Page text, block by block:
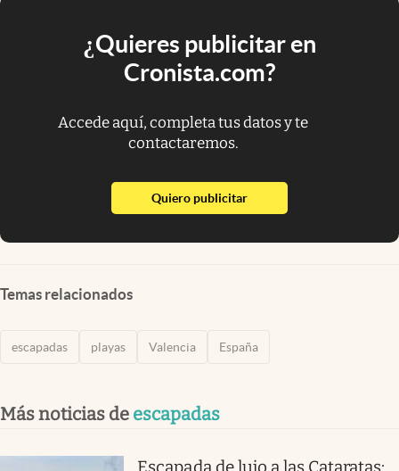
¿Quieres publicitar en
Cronista.com?
Accede aquí, completa tus datos y te
contactaremos.
Quiero publicitarabre en nueva pestaña
Temas relacionados
escapadas playas Valencia España
Más noticias de escapadas
Escapada de lujo a las Cataratas: